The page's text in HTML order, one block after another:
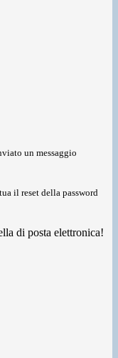
un messaggio
il reset della password
di posta elettronica!